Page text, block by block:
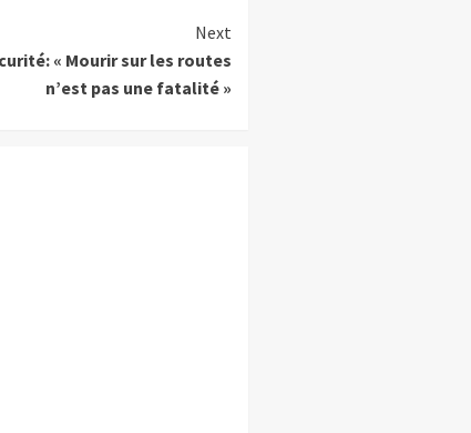
Next
« Mourir sur les routes
n’est pas une fatalité »